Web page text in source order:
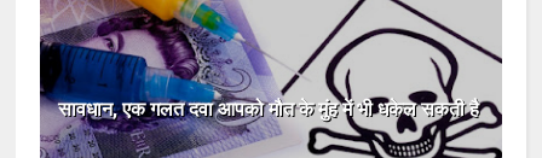
सावधान, एक गलत दवा आपको मौत के मुंह में भी धकेल सकती है